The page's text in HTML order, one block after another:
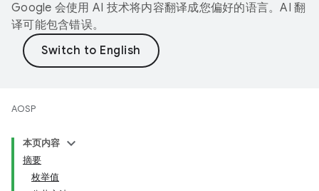
Google 会使用 AI 技术将内容翻译成您偏好的语言。AI 翻
译可能包含错误。
AOSP
本页内容
摘要
枚举值